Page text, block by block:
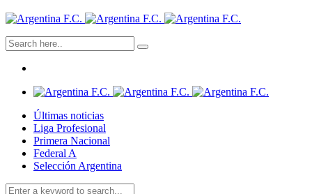
Últimas noticias
Liga Profesional
Primera Nacional
Federal A
Selección Argentina